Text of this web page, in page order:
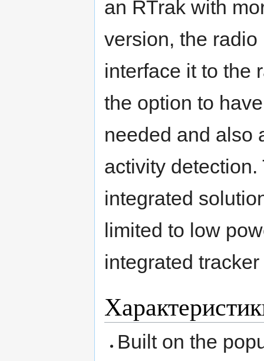
an RTrak with
version, the
interface it to the
the option to
needed and also
activity
integrated
limited to low
integrated tracker
Built on the